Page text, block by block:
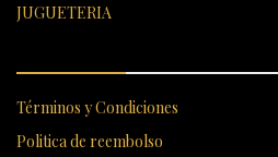
JUGUETERIA
Términos y Condiciones
Politica de reembolso